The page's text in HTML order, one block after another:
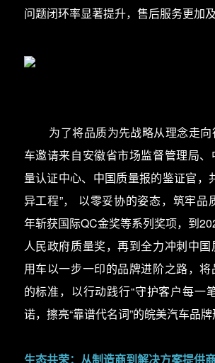
问题闭环率显著提升，售后服务更加及
为了将品质为先战略从理念走向
车邀请来自安徽省市场监督管理局
量认证中心、中国质量报的鉴证官，
异工程”，
以零妥协的姿态，筑牢品
年斩获国际QC金奖等系列奖项，到
人民政府质量奖，再到全力冲刺中
用车以一步一印的品牌进阶之路，
的标准，以行动践行“守护客户每一
诺，擦亮“靠谱代名词”的皖美汽车品牌
生态共荣：从制造商到解决方案提供